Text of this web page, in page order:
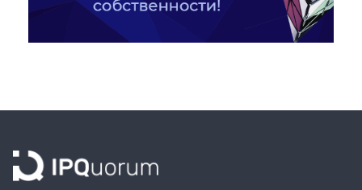
Музыка
n'RIS
Онлайн патент